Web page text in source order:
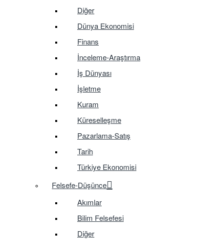
Diğer
Dünya Ekonomisi
Finans
İnceleme-Araştırma
İş Dünyası
İşletme
Kuram
Küreselleşme
Pazarlama-Satış
Tarih
Türkiye Ekonomisi
Felsefe-Düşünce
Akımlar
Bilim Felsefesi
Diğer